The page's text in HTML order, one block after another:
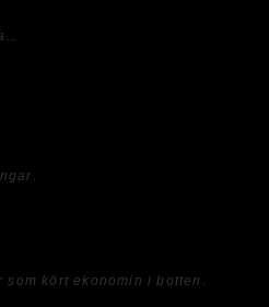
...
.
kört ekonomin i botten .